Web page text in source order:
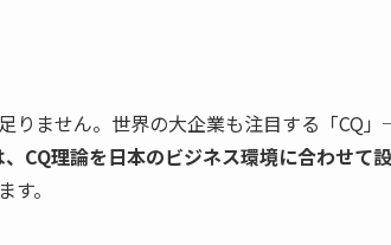
りません。世界の大企業も注目する「CQ
、CQ理論を日本のビジネス環境に合わせて
。